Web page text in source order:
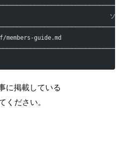
guide.md
に掲載している
ださい。